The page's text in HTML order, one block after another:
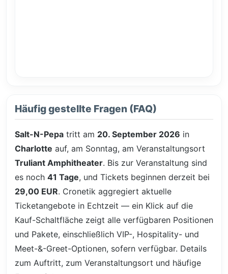
Häufig gestellte Fragen (FAQ)
Salt-N-Pepa tritt am 20. September 2026 in
Charlotte auf, am Sonntag, am Veranstaltungsort
Truliant Amphitheater. Bis zur Veranstaltung sind
es noch 41 Tage, und Tickets beginnen derzeit bei
29,00 EUR. Cronetik aggregiert aktuelle
Ticketangebote in Echtzeit — ein Klick auf die
Kauf-Schaltfläche zeigt alle verfügbaren Positionen
und Pakete, einschließlich VIP-, Hospitality- und
Meet-&-Greet-Optionen, sofern verfügbar. Details
zum Auftritt, zum Veranstaltungsort und häufige